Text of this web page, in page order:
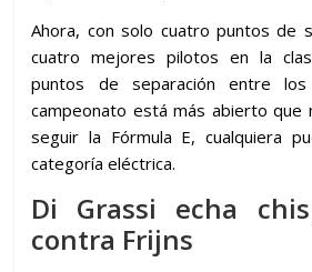
Ahora, con solo cuatro puntos de
cuatro mejores pilotos en la
puntos de separación entre
campeonato está más abierto que
seguir la Fórmula E, cualquiera
categoría eléctrica.
Di Grassi echa
contra Frijns